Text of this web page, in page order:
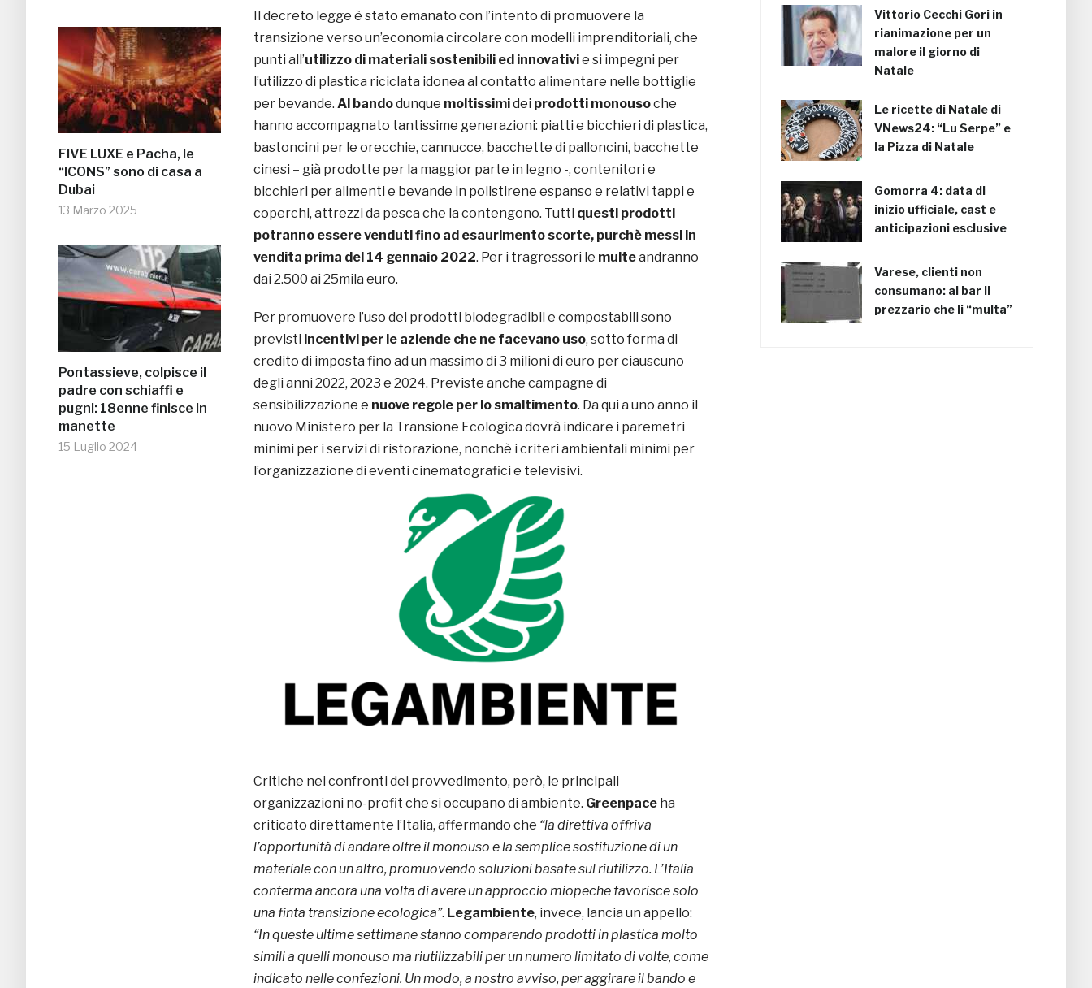
FIVE LUXE e Pacha, le
“ICONS” sono di casa a
Dubai
13 Marzo 2025
Pontassieve, colpisce il
padre con schiaffi e
pugni: 18enne finisce in
manette
15 Luglio 2024
Il decreto legge è stato emanato con l’intento di promuovere la
transizione verso un’economia circolare con modelli imprenditoriali, che
punti all’utilizzo di materiali sostenibili ed innovativie si impegni per
l’utilizzo di plastica riciclata idonea al contatto alimentare nelle bottiglie
per bevande. Al bandodunque moltissimidei prodotti monousoche
hanno accompagnato tantissime generazioni: piatti e bicchieri di plastica,
bastoncini per le orecchie, cannucce, bacchette di palloncini, bacchette
cinesi – già prodotte per la maggior parte in legno -, contenitori e
bicchieri per alimenti e bevande in polistirene espanso e relativi tappi e
coperchi, attrezzi da pesca che la contengono. Tutti questi prodotti
potranno essere venduti fino ad esaurimento scorte, purchè messi in
vendita prima del 14 gennaio 2022. Per i tragressori le multeandranno
dai 2.500 ai 25mila euro.
Per promuovere l’uso dei prodotti biodegradibil e compostabili sono
previsti incentivi per le aziende che ne facevano uso, sotto forma di
credito di imposta fino ad un massimo di 3 milioni di euro per ciauscuno
degli anni 2022, 2023 e 2024. Previste anche campagne di
sensibilizzazione e nuove regole per lo smaltimento. Da qui a uno anno il
nuovo Ministero per la Transione Ecologica dovrà indicare i paremetri
minimi per i servizi di ristorazione, nonchè i criteri ambientali minimi per
l’organizzazione di eventi cinematografici e televisivi.
Critiche nei confronti del provvedimento, però, le principali
organizzazioni no-profit che si occupano di ambiente. Greenpace ha
criticato direttamente l’Italia, affermando che “la direttiva offriva
l’opportunità di andare oltre il monouso e la semplice sostituzione di un
materiale con un altro, promuovendo soluzioni basate sul riutilizzo. L’Italia
conferma ancora una volta di avere un approccio miopeche favorisce solo
una finta transizione ecologica”. Legambiente, invece, lancia un appello:
“In queste ultime settimane stanno comparendo prodotti in plastica molto
simili a quelli monouso ma riutilizzabili per un numero limitato di volte, come
indicato nelle confezioni. Un modo, a nostro avviso, per aggirare il bando e
Vittorio Cecchi Gori in
rianimazione per un
malore il giorno di
Natale
Le ricette di Natale di
VNews24: “Lu Serpe” e
la Pizza di Natale
Gomorra 4: data di
inizio ufficiale, cast e
anticipazioni esclusive
Varese, clienti non
consumano: al bar il
prezzario che li “multa”